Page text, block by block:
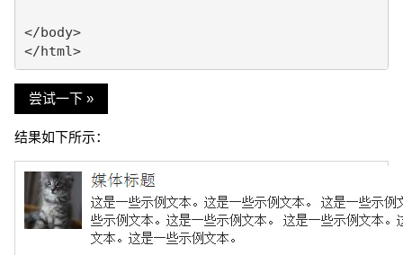
</body>
</html>
尝试一下 »
结果如下所示：